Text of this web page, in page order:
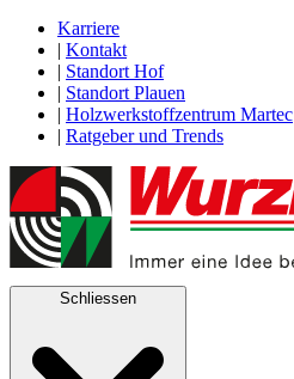
Karriere
| Kontakt
| Standort Hof
| Standort Plauen
| Holzwerkstoffzentrum Martec
| Ratgeber und Trends
Schliessen